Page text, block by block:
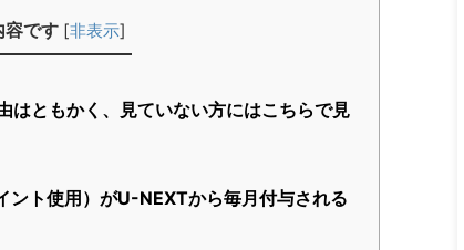
容です [非表示]
はともかく、見ていない方にはこちらで見
ント使用）がU-NEXTから毎月付与される